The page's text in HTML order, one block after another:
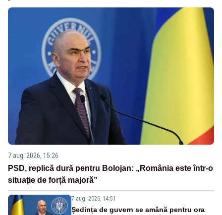
7 aug. 2026, 15:26
PSD, replică dură pentru Bolojan: „România este într-o
situație de forță majoră”
7 aug. 2026, 14:51
Ședința de guvern se amână pentru ora